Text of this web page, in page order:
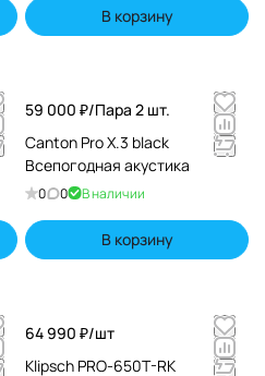
В корзину
59 000 ₽/Пара 2 шт.
Canton Pro X.3 black
Всепогодная акустика
0 0 В наличии
В корзину
64 990 ₽/шт
Klipsch PRO-650T-RK